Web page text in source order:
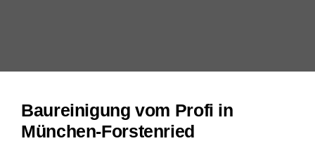
Baureinigung vom Profi in
München-Forstenried